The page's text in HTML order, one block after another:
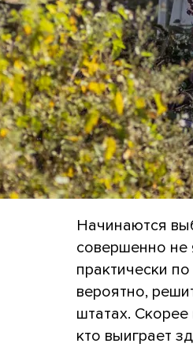
Начинаются
совершенно не
практически
вероятно,
штатах. Скорее
кто выиграет